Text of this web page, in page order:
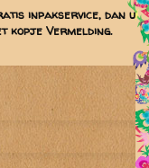
inpakservice, dan u
kopje Vermelding.